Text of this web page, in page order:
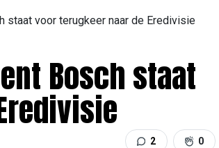
staat voor terugkeer naar de Eredivisie
Bosch staat
2 0